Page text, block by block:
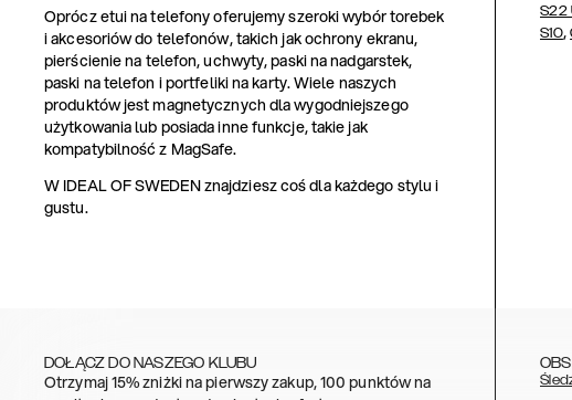
Oprócz etui na telefony oferujemy szeroki wybór torebek
i akcesoriów do telefonów, takich jak ochrony ekranu,
pierścienie na telefon, uchwyty, paski na nadgarstek,
paski na telefon i portfeliki na karty. Wiele naszych
produktów jest magnetycznych dla wygodniejszego
użytkowania lub posiada inne funkcje, takie jak
kompatybilność z MagSafe.
W IDEAL OF SWEDEN znajdziesz coś dla każdego stylu i
gustu.
S22
S10,
DOŁĄCZ DO NASZEGO KLUBU
Otrzymaj 15% zniżki na pierwszy zakup, 100 punktów na